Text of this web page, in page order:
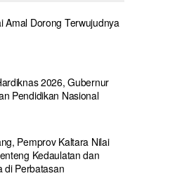
Amal Dorong Terwujudnya
2026, Gubernur
Pendidikan Nasional
Pemprov Kaltara Nilai
Kedaulatan dan
di Perbatasan